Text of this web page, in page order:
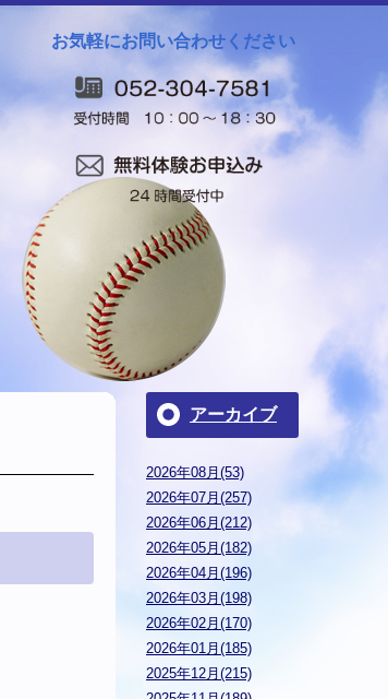
お気軽にお問い合わせください
アーカイブ
2026年08月(53)
2026年07月(257)
2026年06月(212)
2026年05月(182)
2026年04月(196)
2026年03月(198)
2026年02月(170)
2026年01月(185)
2025年12月(215)